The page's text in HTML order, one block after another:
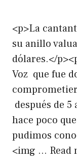
<p>La
su anillo
dólares.</
Voz que fue
después de
hace poco
pudimos
<img … Read